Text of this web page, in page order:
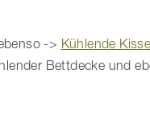
-> Kühlende
Bettdecke und